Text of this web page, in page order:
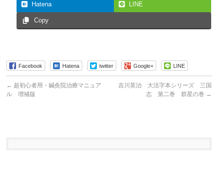
Hatena LINE
Copy
Facebook Hatena twitter Google+ LINE
← 超初心者用・鍼灸院治療マニュア
ル 増補版
吉川英治 大活字本シリーズ 三国
志 第二巻 群星の巻 →